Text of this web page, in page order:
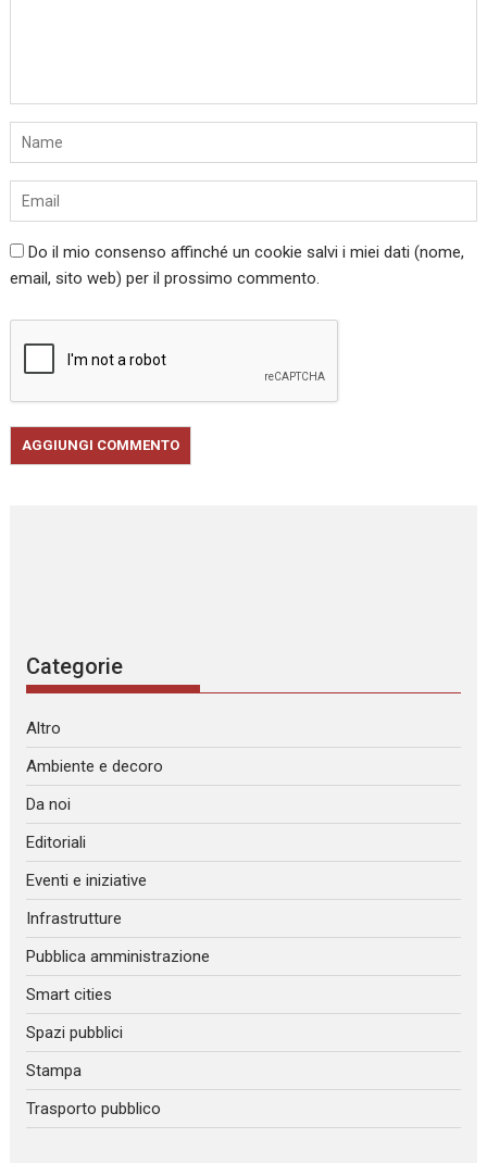
Do il mio consenso affinché un cookie salvi i miei dati (nome,
email, sito web) per il prossimo commento.
Categorie
Altro
Ambiente e decoro
Da noi
Editoriali
Eventi e iniziative
Infrastrutture
Pubblica amministrazione
Smart cities
Spazi pubblici
Stampa
Trasporto pubblico